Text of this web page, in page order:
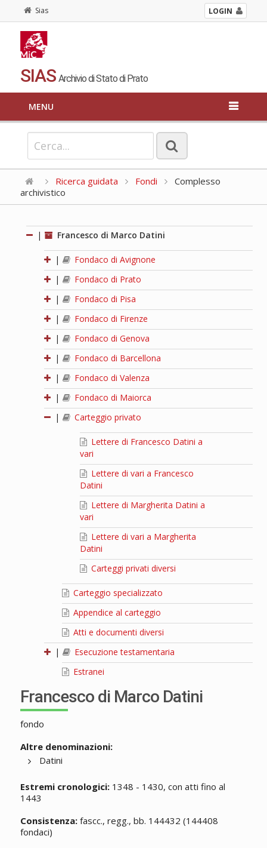
Sias LOGIN
SIAS Archivio di Stato di Prato
MENU
Ricerca guidata Fondi
Complesso
archivistico
| Francesco di Marco Datini
|
Fondaco di Avignone
|
Fondaco di Prato
|
Fondaco di Pisa
|
Fondaco di Firenze
|
Fondaco di Genova
|
Fondaco di Barcellona
|
Fondaco di Valenza
|
Fondaco di Maiorca
|
Carteggio privato
Lettere di Francesco Datini a
vari
Lettere di vari a Francesco
Datini
Lettere di Margherita Datini a
vari
Lettere di vari a Margherita
Datini
Carteggi privati diversi
Carteggio specializzato
Appendice al carteggio
Atti e documenti diversi
|
Esecuzione testamentaria
Estranei
Francesco di Marco Datini
fondo
Altre denominazioni:
Datini
Estremi cronologici:1348 - 1430, con atti fino al
1443
Consistenza:fascc., regg., bb. 144432 (144408
fondaci)